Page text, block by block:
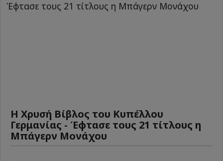
Η Χρυσή Βίβλος του Κυπέλλου
Γερμανίας - Έφτασε τους 21 τίτλους η
Μπάγερν Μονάχου